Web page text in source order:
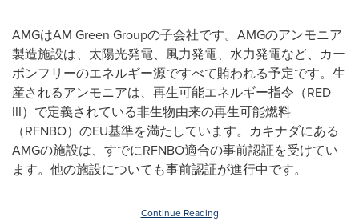
AMGはAM Green Groupの子会社です。AMGのアンモニア
製造施設は、太陽光発電、風力発電、水力発電など、カー
ボンフリーのエネルギー源ですべて賄われる予定です。生
産されるアンモニアは、再生可能エネルギー指令（RED
III）で定義されている非生物由来の再生可能燃料
（RFNBO）のEU基準を満たしています。カキナダにある
AMGの施設は、すでにRFNBO適合の事前認証を受けてい
ます。他の施設についても事前認証が進行中です。
Continue Reading